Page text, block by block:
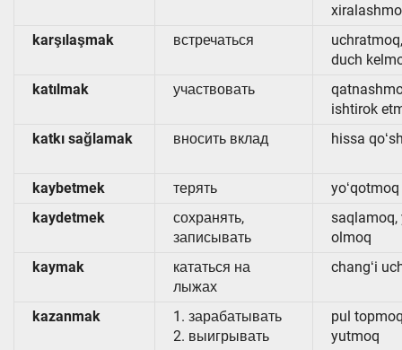
karşılaşmak
встречаться
uchratmoq,
duch
katılmak
участвовать
ishtirok
katkı sağlamak
вносить вклад hissa
kaybetmek терять
yoʻqotmoq
kaydetmek
сохранять,
записывать
saqlamoq,
olmoq
kaymak
кататься на
лыжах
changʻi
kazanmak
1. зарабатывать
2. выигрывать
pul
yutmoq